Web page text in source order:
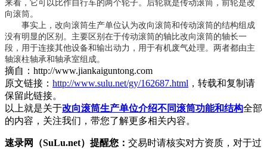
来看，它可以比作自行车的两个轮子。后轮就是传动滚筒，前轮是改
向滚筒。
事实上，改向滚筒生产单位认为改向滚筒和传动滚筒的结构组成
没有明显的区别。主要区别在于传动滚筒的轴比改向滚筒的轴长一
段，用于连接其他设备和输出动力，用于有机废气处理。两者都由主
轴滚柱轴承和轴承室组成。
摘自：http://www.jiankaiguntong.com
原文链接： http://www.sulu.net/gy/162687.html ，转载和复制请
保留此链接。
以上就是关于改向滚筒生产单位介绍不同滚筒功能和结构全部
的内容，关注我们，带您了解更多相关内容。
速录网（SuLu.net）提醒您： 交易时请核实对方资质，对于过